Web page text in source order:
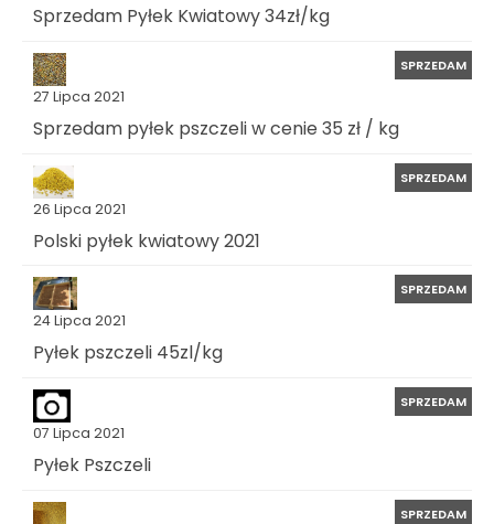
Sprzedam Pyłek Kwiatowy 34zł/kg
27 Lipca 2021
SPRZEDAM
Sprzedam pyłek pszczeli w cenie 35 zł / kg
26 Lipca 2021
SPRZEDAM
Polski pyłek kwiatowy 2021
24 Lipca 2021
SPRZEDAM
Pyłek pszczeli 45zl/kg
07 Lipca 2021
SPRZEDAM
Pyłek Pszczeli
SPRZEDAM